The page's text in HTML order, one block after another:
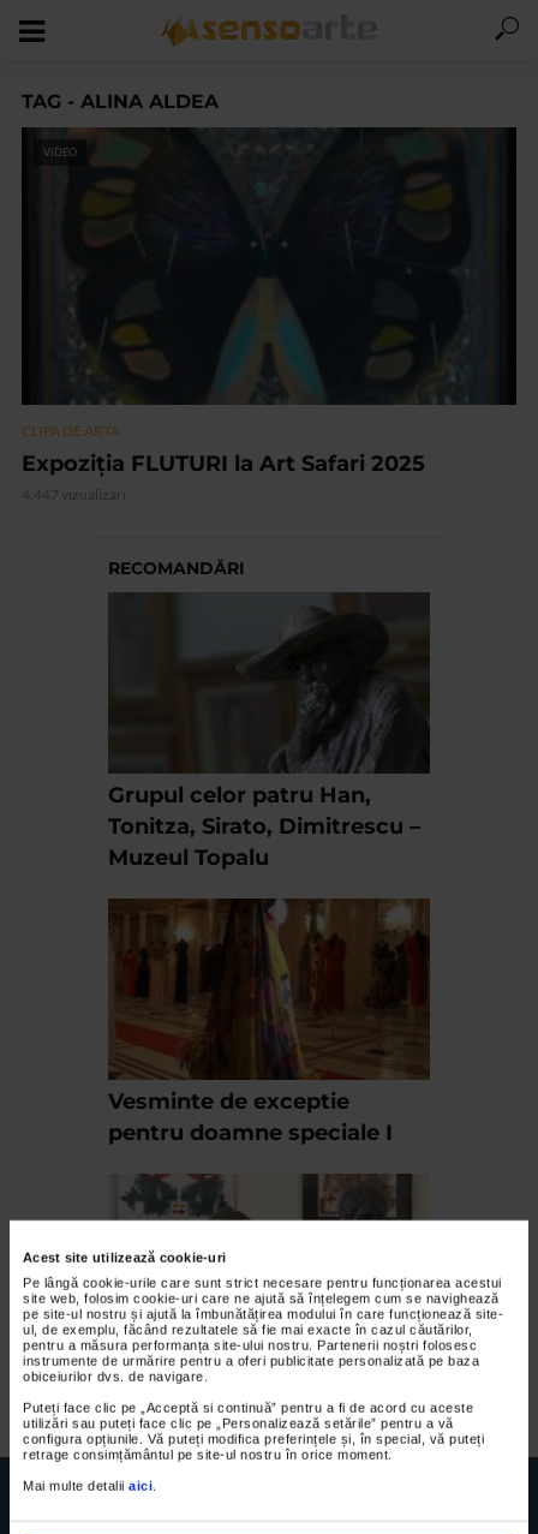
Acest site utilizează cookie-uri
Pe lângă cookie-urile care sunt strict necesare pentru funcționarea acestui
site web, folosim cookie-uri care ne ajută să înțelegem cum se navighează
pe site-ul nostru și ajută la îmbunătățirea modului în care funcționează site-
ul, de exemplu, făcând rezultatele să fie mai exacte în cazul căutărilor,
pentru a măsura performanța site-ului nostru. Partenerii noștri folosesc
instrumente de urmărire pentru a oferi publicitate personalizată pe baza
obiceiurilor dvs. de navigare.
Puteți face clic pe „Acceptă si continuă” pentru a fi de acord cu aceste
utilizări sau puteți face clic pe „Personalizează setările” pentru a vă
configura opțiunile. Vă puteți modifica preferințele și, în special, vă puteți
retrage consimțământul pe site-ul nostru în orice moment.
Mai multe detalii aici
TAG - ALINA ALDEA
VIDEO
CLIPA DE ARTA
Expoziţia FLUTURI la Art Safari 2025
4.447 vizualizari
RECOMANDĂRI
Grupul celor patru Han,
Tonitza, Sirato, Dimitrescu –
Muzeul Topalu
Vesminte de exceptie
pentru doamne speciale I
Expozitia Through Time